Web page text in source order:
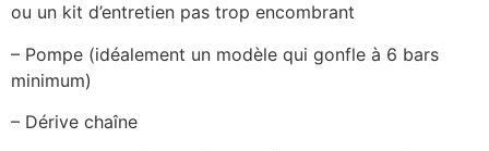
ou un kit d’entretien pas trop encombrant
– Pompe (idéalement un modèle qui gonfle à 6 bars
minimum)
– Dérive chaîne